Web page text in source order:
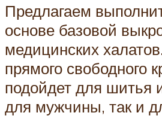
Предлагаем
основе базовой
медицинских
прямого свободного
подойдет для шитья
для мужчины, так и